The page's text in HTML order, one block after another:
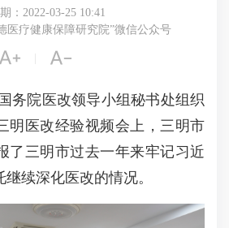
：2022-03-25 10:41
医疗健康保障研究院”微信公众号
 
务院医改领导小组秘书处组织
明医改经验视频会上，三明市
了三明市过去一年来牢记习近
续深化医改的情况。